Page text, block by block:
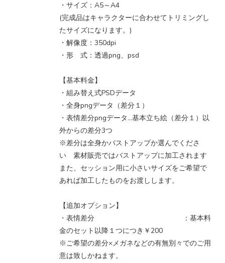
・サイズ：A5～A4
(完成品はキャラクターに合わせてトリミングし
たサイズになります。)
・解像度：350dpi
・形 式：透過png、psd
【基本料金】
・組み替え式PSDデータ
・全身pngデータ（差分１）
・表情差分pngデータ…基本立ち絵（差分１）以
外からの差分3つ
※差分は全身かバストアップか選んでくださ
い 素材販売ではバストアップに加工されます
また、セッション用に小さいサイズをご希望で
あれば加工したものをお渡しします。
【追加オプション】
・表情差分 ：基本料
金のセット以降１つにつき￥200
※ご希望の差分×メガネなどの有無別々でのご用
意は致しかねます。